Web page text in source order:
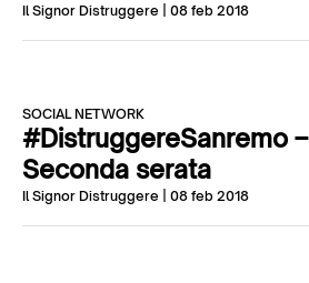
Il Signor Distruggere | 08 feb 2018
SOCIAL NETWORK
#DistruggereSanremo –
Seconda serata
Il Signor Distruggere | 08 feb 2018